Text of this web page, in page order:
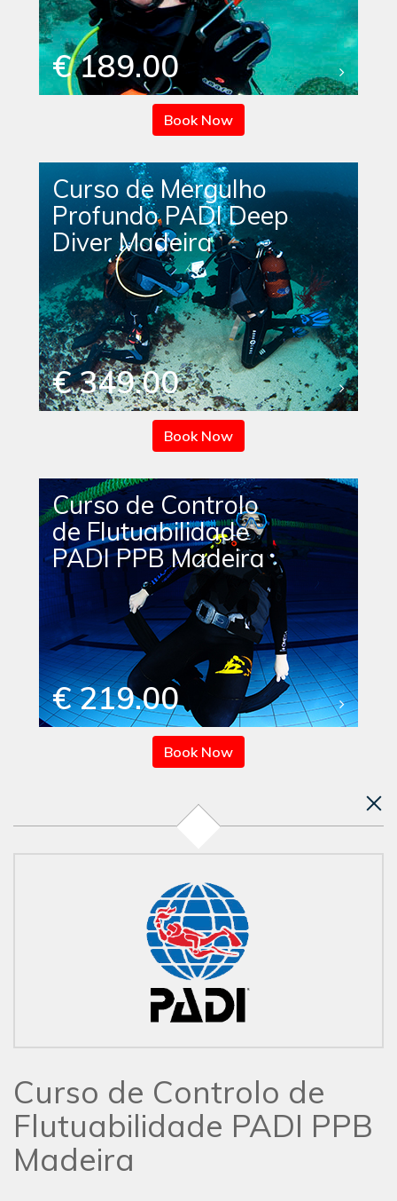
€ 189.00
Book Now
Curso de Mergulho
Profundo PADI Deep
Diver Madeira
€ 349.00
Book Now
Curso de Controlo
de Flutuabilidade
PADI PPB Madeira
€ 219.00
Book Now
Curso de Controlo de
Flutuabilidade PADI PPB
Madeira